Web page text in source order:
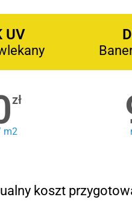
UV
zł
m2
koszt